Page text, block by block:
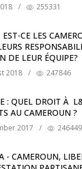
/ 255331
CE LES
DE LEUR ÉQUIPE?
2018 / 247846
: QUEL DROIT À
AU CAMEROUN ?
2017 / 246449
- CAMEROUN,